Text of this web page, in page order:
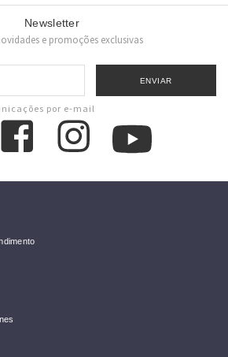
Newsletter
e promoções exclusivas
por e-mail